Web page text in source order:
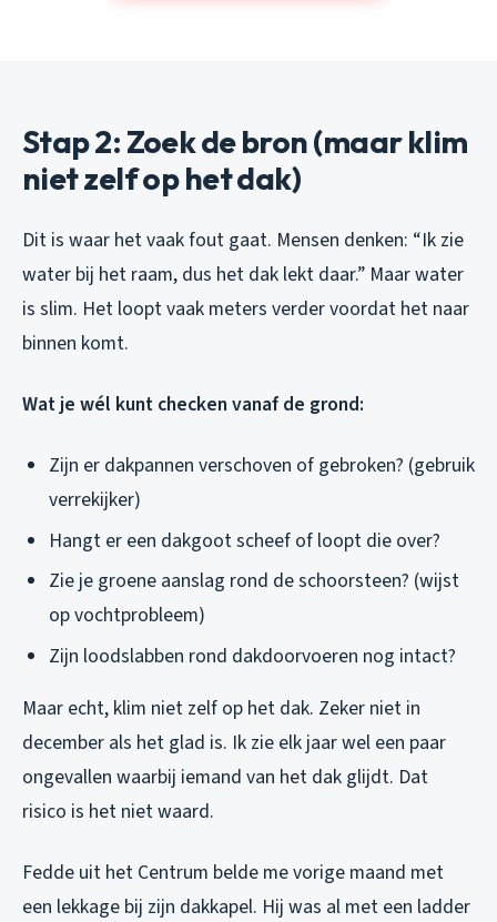
Stap 2: Zoek de bron (maar klim
niet zelf op het dak)
Dit is waar het vaak fout gaat. Mensen denken: “Ik zie
water bij het raam, dus het dak lekt daar.” Maar water
is slim. Het loopt vaak meters verder voordat het naar
binnen komt.
Wat je wél kunt checken vanaf de grond:
Zijn er dakpannen verschoven of gebroken? (gebruik
verrekijker)
Hangt er een dakgoot scheef of loopt die over?
Zie je groene aanslag rond de schoorsteen? (wijst
op vochtprobleem)
Zijn loodslabben rond dakdoorvoeren nog intact?
Maar echt, klim niet zelf op het dak. Zeker niet in
december als het glad is. Ik zie elk jaar wel een paar
ongevallen waarbij iemand van het dak glijdt. Dat
risico is het niet waard.
Fedde uit het Centrum belde me vorige maand met
een lekkage bij zijn dakkapel. Hij was al met een ladder